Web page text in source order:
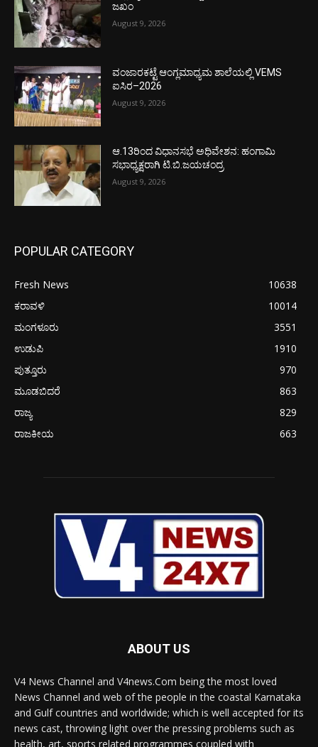
ಜಖಂ
August 9, 2026
ವಂಜಾರಕಟ್ಟೆ ಆಂಗ್ಲಮಾಧ್ಯಮ ಶಾಲೆಯಲ್ಲಿ VEMS
ಐಸಿರ–2026
August 9, 2026
ಆ.13ರಿಂದ ವಿಧಾನಸಭೆ ಅಧಿವೇಶನ: ಹಂಗಾಮಿ
ಸಭಾಧ್ಯಕ್ಷರಾಗಿ ಟಿ.ಬಿ.ಜಯಚಂದ್ರ
August 9, 2026
POPULAR CATEGORY
Fresh News
10638
ಕರಾವಳಿ
10014
ಮಂಗಳೂರು
3551
ಉಡುಪಿ
1910
ಪುತ್ತೂರು
970
ಮೂಡಬಿದರೆ
863
ರಾಜ್ಯ
829
ರಾಜಕೀಯ
663
ABOUT US
V4 News Channel and V4news.Com being the most loved
News Channel and web of the people in the coastal Karnataka
and Gulf countries and worldwide; which is well accepted for its
news cast, throwing light over the pressing problems such as
health, art, sports related programmes coupled with